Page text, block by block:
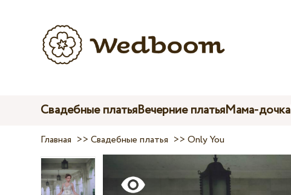
Свадебные платьяВечерние платьяМама-дочка
Главная >>Свадебные платья >>Only You